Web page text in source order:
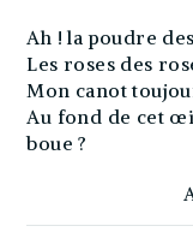
Ah ! la poudre
Les roses des
Mon canot
Au fond de cet
boue ?